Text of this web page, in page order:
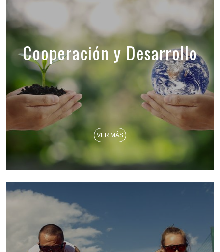
Cooperación y Desarrollo
VER MÁS